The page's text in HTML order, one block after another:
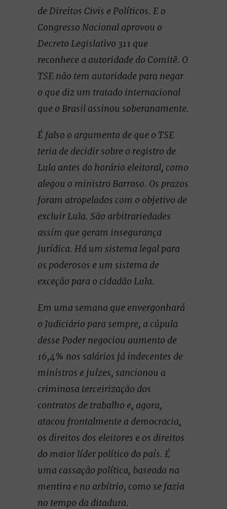
de Direitos Civis e Políticos. E o
Congresso Nacional aprovou o
Decreto Legislativo 311 que
reconhece a autoridade do Comitê. O
TSE não tem autoridade para negar
o que diz um tratado internacional
que o Brasil assinou soberanamente.
É falso o argumento de que o TSE
teria de decidir sobre o registro de
Lula antes do horário eleitoral, como
alegou o ministro Barroso. Os prazos
foram atropelados com o objetivo de
excluir Lula. São arbitrariedades
assim que geram insegurança
jurídica. Há um sistema legal para
os poderosos e um sistema de
exceção para o cidadão Lula.
Em uma semana que envergonhará
o Judiciário para sempre, a cúpula
desse Poder negociou aumento de
16,4% nos salários já indecentes de
ministros e juízes, sancionou a
criminosa terceirização dos
contratos de trabalho e, agora,
atacou frontalmente a democracia,
os direitos dos eleitores e os direitos
do maior líder político do país. É
uma cassação política, baseada na
mentira e no arbítrio, como se fazia
no tempo da ditadura.